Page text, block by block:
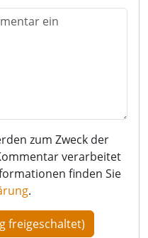
zum Zweck der
verarbeitet
finden Sie
.